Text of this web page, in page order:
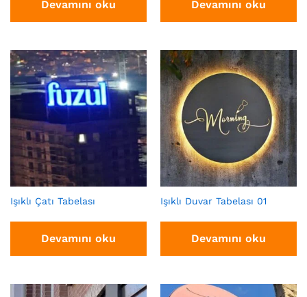
Devamını oku Devamını oku
Işıklı Çatı Tabelası
Devamını oku
Işıklı Duvar Tabelası 01
Devamını oku